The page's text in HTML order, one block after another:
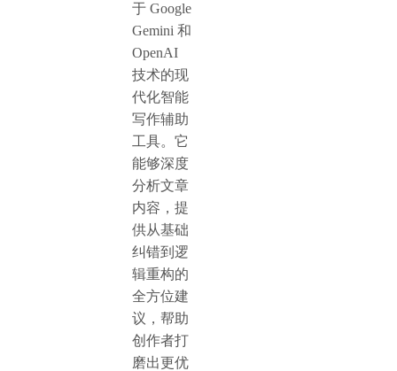
于 Google
Gemini 和
OpenAI
技术的现
代化智能
写作辅助
工具。它
能够深度
分析文章
内容，提
供从基础
纠错到逻
辑重构的
全方位建
议，帮助
创作者打
磨出更优